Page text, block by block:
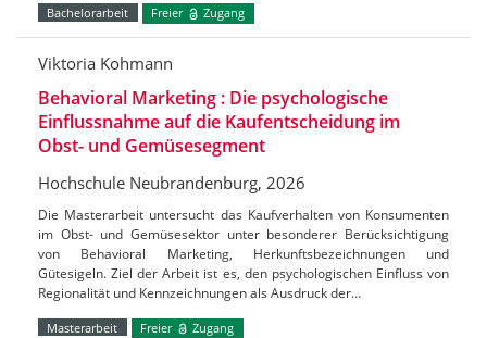
Bachelorarbeit Freier Zugang
Viktoria Kohmann
Behavioral Marketing : Die psychologische
Einflussnahme auf die Kaufentscheidung im
Obst- und Gemüsesegment
Hochschule Neubrandenburg, 2026
Die Masterarbeit untersucht das Kaufverhalten von Konsumenten
im Obst- und Gemüsesektor unter besonderer Berücksichtigung
von Behavioral Marketing, Herkunftsbezeichnungen und
Gütesigeln. Ziel der Arbeit ist es, den psychologischen Einfluss von
Regionalität und Kennzeichnungen als Ausdruck der…
Masterarbeit Freier Zugang